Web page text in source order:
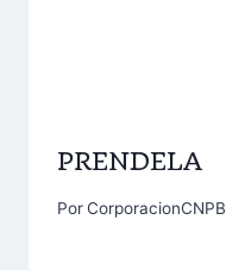
PRENDELA
PorCorporacionCNPB